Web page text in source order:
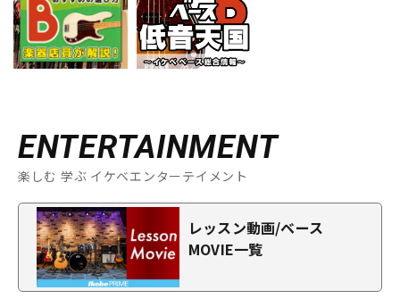
ENTERTAINMENT
楽しむ 学ぶ イケベエンターテイメント
レッスン動画/ベース
MOVIE一覧